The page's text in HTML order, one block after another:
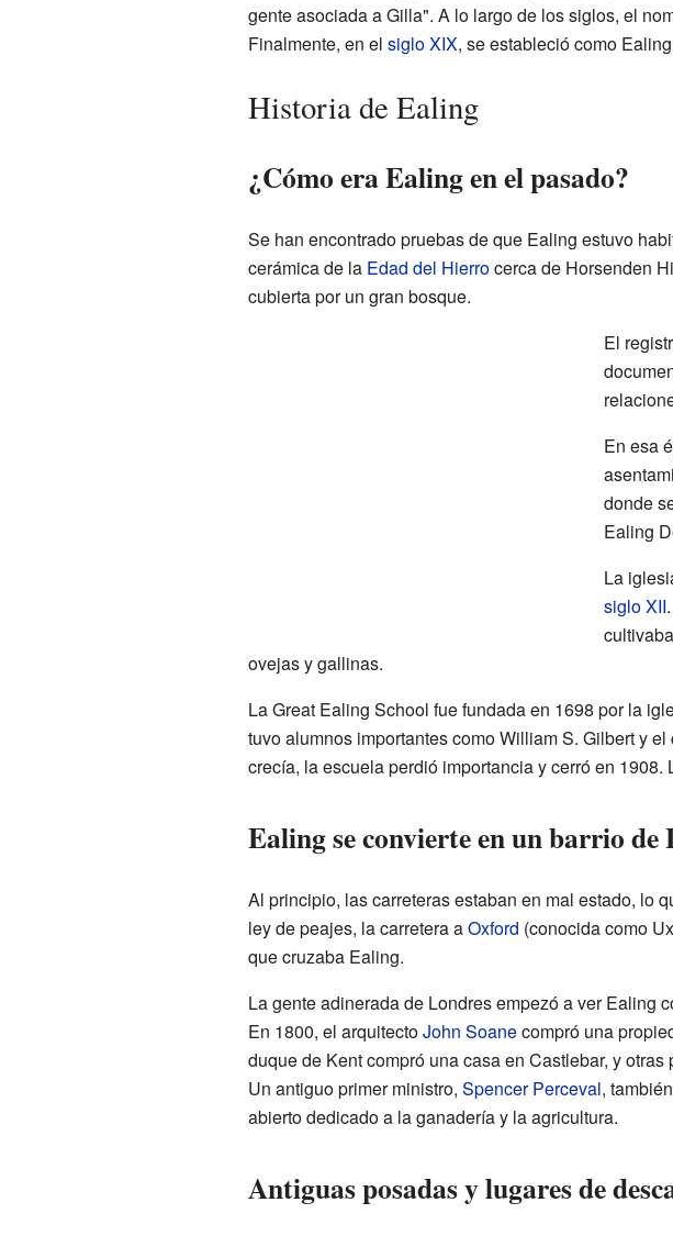
gente asociada a Gilla". A lo largo de los siglos, el
Finalmente, en el siglo XIX, se estableció como
Historia de Ealing
¿Cómo era Ealing en el pasado?
Se han encontrado pruebas de que Ealing estuvo
cerámica de la Edad del Hierrocerca de Horsenden
cubierta por un gran bosque.
El
En esa
donde
Ealing
La
siglo XII
ovejas y gallinas.
La Great Ealing School fue fundada en 1698 por la
tuvo alumnos importantes como William S. Gilbert y el
crecía, la escuela perdió importancia y cerró en
Ealing se convierte en un barrio de
Al principio, las carreteras estaban en mal estado, lo
ley de peajes, la carretera aOxford (conocida como
que cruzaba Ealing.
La gente adinerada de Londres empezó a ver Ealing
En 1800, el arquitectoJohn Soanecompró una
duque de Kent compró una casa en Castlebar, y
Un antiguo primer ministro, Spencer Perceval,
abierto dedicado a la ganadería y la agricultura.
Antiguas posadas y lugares de